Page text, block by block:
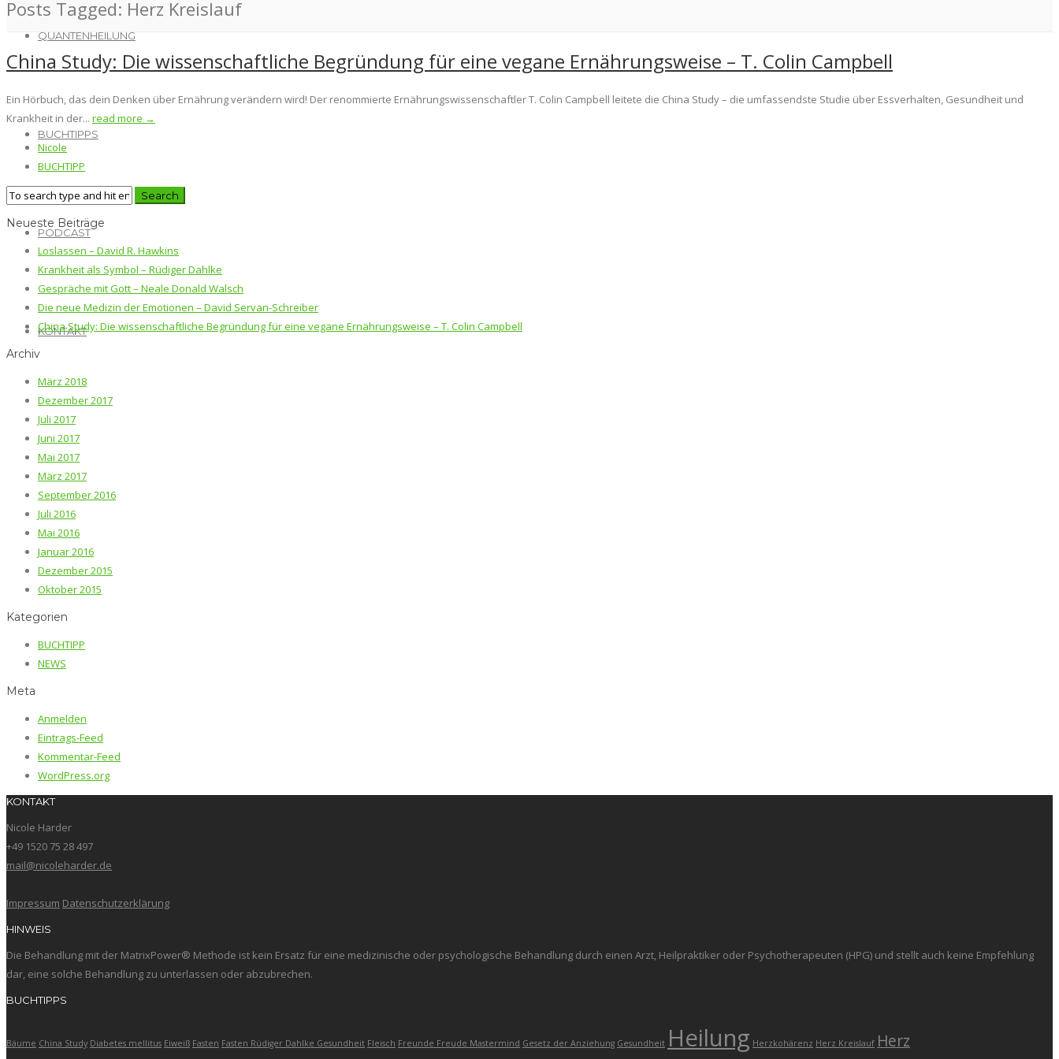
QUANTENHEILUNG
BUCHTIPPS
PODCAST
KONTAKT
Posts Tagged: Herz Kreislauf
China Study: Die wissenschaftliche Begründung für eine vegane Ernährungsweise – T. Colin Campbell
Ein Hörbuch, das dein Denken über Ernährung verändern wird! Der renommierte Ernährungswissenschaftler T. Colin Campbell leitete die China Study – die umfassendste Studie über Essverhalten, Gesundheit und
Krankheit in der... read more →
Nicole
BUCHTIPP
Neueste Beiträge
Loslassen – David R. Hawkins
Krankheit als Symbol – Rüdiger Dahlke
Gespräche mit Gott – Neale Donald Walsch
Die neue Medizin der Emotionen – David Servan-Schreiber
China Study: Die wissenschaftliche Begründung für eine vegane Ernährungsweise – T. Colin Campbell
Archiv
März 2018
Dezember 2017
Juli 2017
Juni 2017
Mai 2017
März 2017
September 2016
Juli 2016
Mai 2016
Januar 2016
Dezember 2015
Oktober 2015
Kategorien
BUCHTIPP
NEWS
Meta
Anmelden
Eintrags-Feed
Kommentar-Feed
WordPress.org
KONTAKT
Nicole Harder
+49 1520 75 28 497
mail@nicoleharder.de
Impressum Datenschutzerklärung
HINWEIS
Die Behandlung mit der MatrixPower® Methode ist kein Ersatz für eine medizinische oder psychologische Behandlung durch einen Arzt, Heilpraktiker oder Psychotherapeuten (HPG) und stellt auch keine Empfehlung
dar, eine solche Behandlung zu unterlassen oder abzubrechen.
BUCHTIPPS
Bäume China Study Diabetes mellitus Eiweiß Fasten Fasten Rüdiger Dahlke Gesundheit Fleisch Freunde Freude Mastermind Gesetz der Anziehung Gesundheit Heilung Herzkohärenz Herz Kreislauf Herz